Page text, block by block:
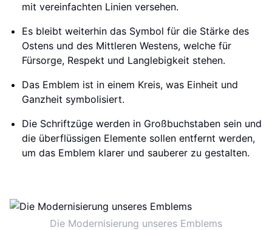
mit vereinfachten Linien versehen.
Es bleibt weiterhin das Symbol für die Stärke des
Ostens und des Mittleren Westens, welche für
Fürsorge, Respekt und Langlebigkeit stehen.
Das Emblem ist in einem Kreis, was Einheit und
Ganzheit symbolisiert.
Die Schriftzüge werden in Großbuchstaben sein und
die überflüssigen Elemente sollen entfernt werden,
um das Emblem klarer und sauberer zu gestalten.
Die Modernisierung unseres Emblems